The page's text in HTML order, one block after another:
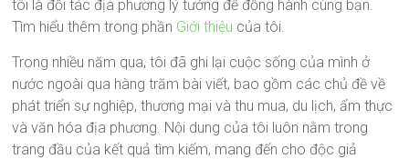
tôi là đối tác địa phương lý tưởng để đồng hành cùng bạn.
Tìm hiểu thêm trong phần Giới thiệu của tôi.
Trong nhiều năm qua, tôi đã ghi lại cuộc sống của mình ở
nước ngoài qua hàng trăm bài viết, bao gồm các chủ đề về
phát triển sự nghiệp, thương mại và thu mua, du lịch, ẩm thực
và văn hóa địa phương. Nội dung của tôi luôn nằm trong
trang đầu của kết quả tìm kiếm, mang đến cho độc giả